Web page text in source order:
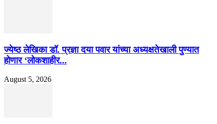
ज्येष्ठ लेखिका डॉ. प्रज्ञा दया पवार यांच्या अध्यक्षतेखाली पुण्यात
होणार ‘लोकशाहीर...
August 5, 2026